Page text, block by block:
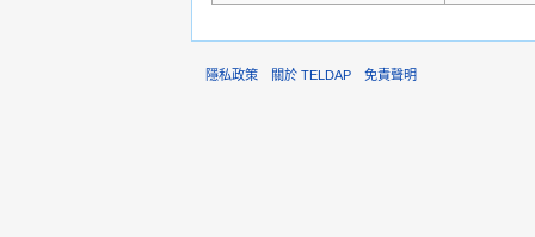
隱私政策 關於 TELDAP 免責聲明